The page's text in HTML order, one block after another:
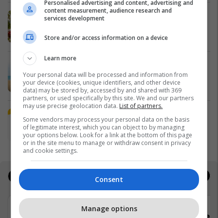
Pashtetat MEKA - zgjedhje praktike
MEKA HALAL FOOD
mund t’ju sjellin një banesë
Banka Ekonomike
biznesit tuaj online
Plan B
Jobs
Personalised advertising and content, advertising and
content measurement, audience research and
services development
Store and/or access information on a device
Learn more
Your personal data will be processed and information from
your device (cookies, unique identifiers, and other device
data) may be stored by, accessed by and shared with 369
partners, or used specifically by this site. We and our partners
may use precise geolocation data. List of partners.
Some vendors may process your personal data on the basis
of legitimate interest, which you can object to by managing
your options below. Look for a link at the bottom of this page
or in the site menu to manage or withdraw consent in privacy
and cookie settings.
Consent
Manage options